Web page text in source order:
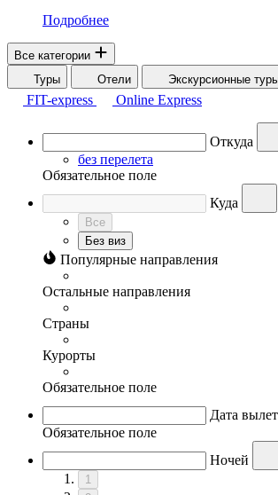
Подробнее
Все категории
Туры
Отели Экскурсионные
FIT-express
Online Express
Откуда
без перелета
Обязательное поле
Куда
Все
Без виз
Популярные направления
Остальные направления
Страны
Курорты
Обязательное поле
Дата
Обязательное поле
Ночей
1